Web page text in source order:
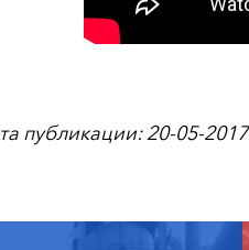
публикации: 20-05-2017